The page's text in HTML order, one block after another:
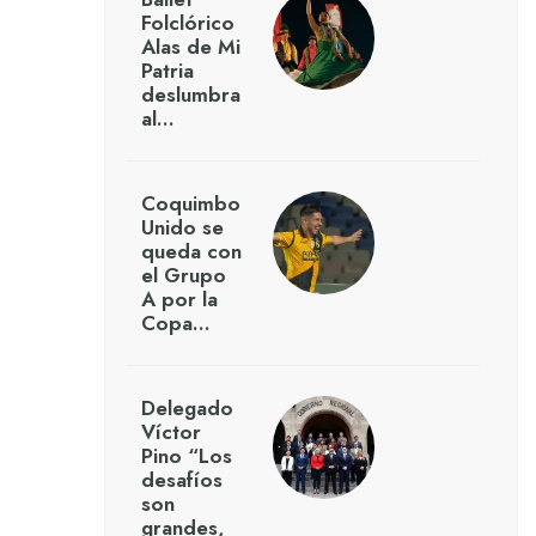
Folclórico
Alas de Mi
Patria
deslumbra
al…
Coquimbo
Unido se
queda con
el Grupo
A por la
Copa…
Delegado
Víctor
Pino “Los
desafíos
son
grandes,